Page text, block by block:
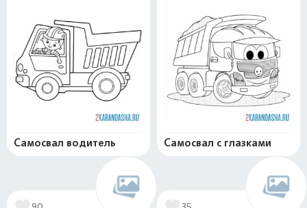
Самосвал водитель Самосвал с глазками